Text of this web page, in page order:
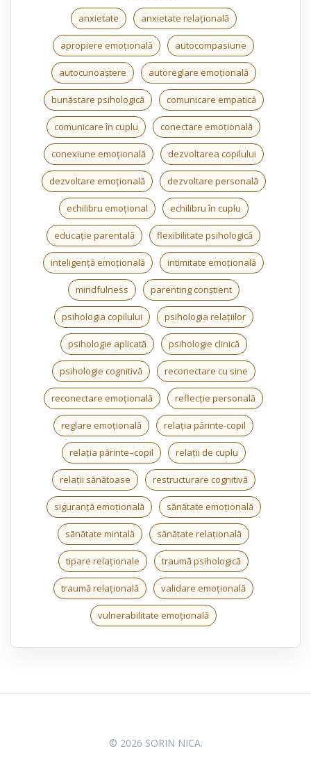
anxietate anxietate relațională
apropiere emoțională autocompasiune
autocunoaștere autoreglare emoțională
bunăstare psihologică comunicare empatică
comunicare în cuplu conectare emoțională
conexiune emoțională dezvoltarea copilului
dezvoltare emoțională dezvoltare personală
echilibru emoțional echilibru în cuplu
educație parentală flexibilitate psihologică
inteligență emoțională intimitate emoțională
mindfulness parenting conștient
psihologia copilului psihologia relațiilor
psihologie aplicată psihologie clinică
psihologie cognitivă reconectare cu sine
reconectare emoțională reflecție personală
reglare emoțională relația părinte-copil
relația părinte–copil relații de cuplu
relații sănătoase restructurare cognitivă
siguranță emoțională sănătate emoțională
sănătate mintală sănătate relațională
tipare relaționale traumă psihologică
traumă relațională validare emoțională
vulnerabilitate emoțională